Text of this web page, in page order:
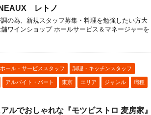
レトノ
の為、新規スタッフ募集・料理を勉強したい方大
ワインショップ ホールサービス＆マネージャーを
ホール・サービススタッフ 調理・キッチンスタッフ
アルバイト・パート 東京 エリア ジャンル 職種
ルでおしゃれな『モツビストロ 麦房家』